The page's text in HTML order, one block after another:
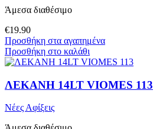
Άμεσα διαθέσιμο
€19.90
Προσθήκη στα αγαπημένα
Προσθήκη στο καλάθι
ΛΕΚΑΝΗ 14LT VIOMES 113
Νέες Αφίξεις